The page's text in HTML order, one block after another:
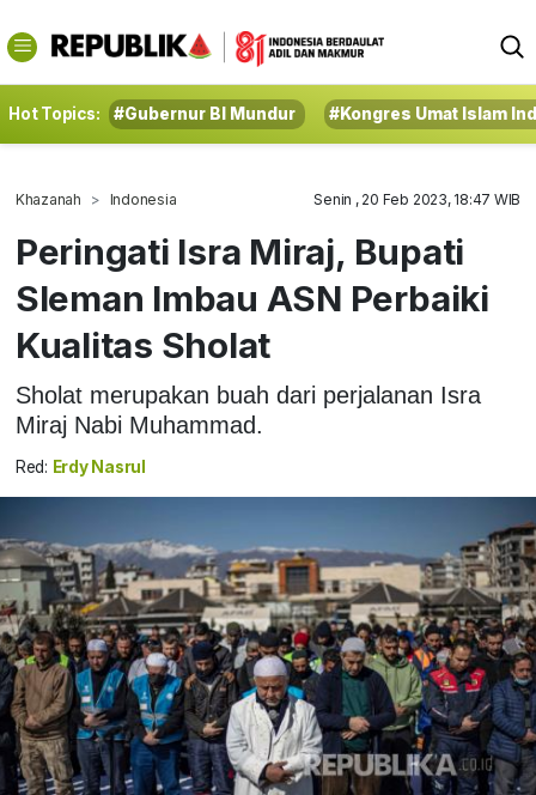
Hot Topics: #Gubernur BI Mundur #Kongres Umat Islam
Khazanah Indonesia Senin , 20 Feb 2023, 18:47 WIB
Peringati Isra Miraj, Bupati
Sleman Imbau ASN Perbaiki
Kualitas Sholat
Sholat merupakan buah dari perjalanan Isra
Miraj Nabi Muhammad.
Red: Erdy Nasrul